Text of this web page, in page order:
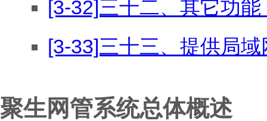
[3-32]三十二、其它功
[3-33]三十三、提供局
聚生网管系统总体概述